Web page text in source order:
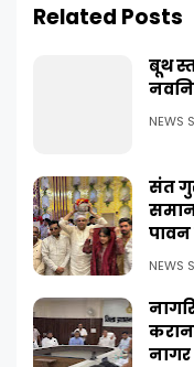
Related Posts
बूथ
NEWS
संत
NEWS
नागर